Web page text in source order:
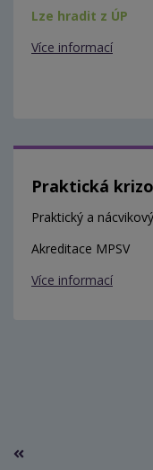
Lze hradit z ÚP
Více informací
Praktická
Praktický a
Akreditace MPSV
Více informací